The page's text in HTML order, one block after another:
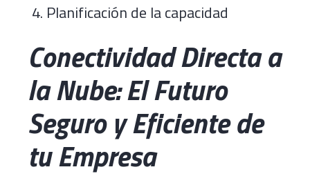
Planificación de la capacidad
Conectividad Directa a
la Nube: El Futuro
Seguro y Eficiente de
tu Empresa